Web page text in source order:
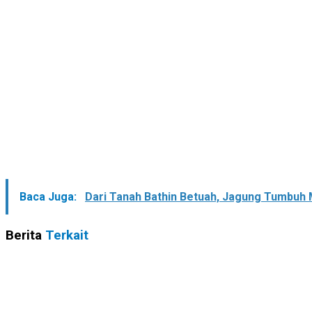
Baca Juga: Dari Tanah Bathin Betuah, Jagung
Berita Terkait